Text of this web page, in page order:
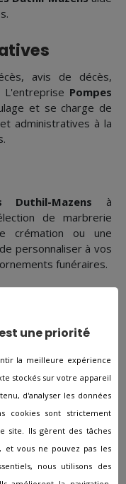
avis de décès,
Pompes
et se charge de
administratives à la
Duthil-Mazens à
de marbrerie
crémation ou une
personnaliser à vos
funéraires.
cotise tous les mois.
de ce capital est
au préalable et qui
funérailles.
ce cas, en plus de
Pompes Funèbres
pour qu'elles
une priorité
la meilleure expérience
stockés sur votre appareil
d'analyser les données
cookies sont strictement
site. Ils gèrent des tâches
et vous ne pouvez pas les
nous utilisons des